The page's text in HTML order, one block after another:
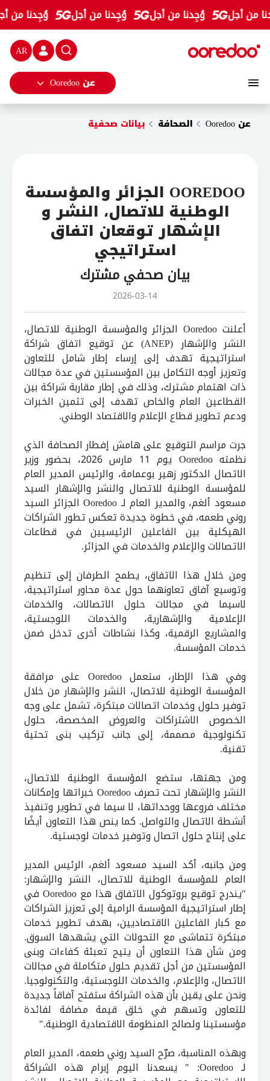
تخطي إلى المحتوى الرئيسي وُجِدنا من وُجِدنا من أجل وُجِدنا من أجل من أجل
شريط
عن Ooredoo
عن Ooredoo الصحافة بيانات صحفية
OOREDOO الجزائر والمؤسسة
الوطنية للاتصال، النشر و
الإشهار توقعان اتفاق
استراتيجي
بيان صحفي مشترك
2026-03-14
أعلنت Ooredoo الجزائر والمؤسسة الوطنية للاتصال،
النشر والإشهار (ANEP) عن توقيع اتفاق شراكة
استراتيجية تهدف إلى إرساء إطار شامل للتعاون
وتعزيز أوجه التكامل بين المؤسستين في عدة مجالات
ذات اهتمام مشترك، وذلك في إطار مقاربة شراكة بين
القطاعين العام والخاص تهدف إلى تثمين الخبرات
ودعم تطوير قطاع الإعلام والاقتصاد الوطني.
جرت مراسم التوقيع على هامش إفطار الصحافة الذي
نظمته Ooredoo يوم 11 مارس 2026، بحضور وزير
الاتصال الدكتور زهير بوعمامة، والرئيس المدير العام
للمؤسسة الوطنية للاتصال والنشر والإشهار السيد
مسعود ألغم، والمدير العام لـ Ooredoo الجزائر السيد
روني طعمه، في خطوة جديدة تعكس تطور الشراكات
الهيكلية بين الفاعلين الرئيسيين في قطاعات
الاتصالات والإعلام والخدمات في الجزائر.
ومن خلال هذا الاتفاق، يطمح الطرفان إلى تنظيم
وتوسيع آفاق تعاونهما حول عدة محاور استراتيجية،
لاسيما في مجالات حلول الاتصالات، والخدمات
الإعلامية والإشهارية، والخدمات اللوجستية،
والمشاريع الرقمية، وكذا نشاطات أخرى تدخل ضمن
خدمات المؤسسة.
وفي هذا الإطار، ستعمل Ooredoo على مرافقة
المؤسسة الوطنية للاتصال، النشر والإشهار من خلال
توفير حلول وخدمات اتصالات مبتكرة، تشمل على وجه
الخصوص الاشتراكات والعروض المخصصة، حلول
تكنولوجية مصممة، إلى جانب تركيب بنى تحتية
تقنية.
ومن جهتها، ستضع المؤسسة الوطنية للاتصال،
النشر والإشهار تحت تصرف Ooredoo خبراتها وإمكانات
مختلف فروعها ووحداتها، لا سيما في تطوير وتنفيذ
أنشطة الاتصال والتواصل. كما ينص هذا التعاون أيضًا
على إنتاج حلول اتصال وتوفير خدمات لوجستية.
ومن جانبه، أكد السيد مسعود ألغم، الرئيس المدير
العام للمؤسسة الوطنية للاتصال، النشر والإشهار:
"يندرج توقيع بروتوكول الاتفاق هذا مع Ooredoo في
إطار استراتيجية المؤسسة الرامية إلى تعزيز الشراكات
مع كبار الفاعلين الاقتصاديين، بهدف تطوير خدمات
مبتكرة تتماشى مع التحولات التي يشهدها السوق.
ومن شأن هذا التعاون أن يتيح تعبئة كفاءات وبنى
المؤسستين من أجل تقديم حلول متكاملة في مجالات
الاتصال، والإعلام، والخدمات اللوجستية، والتكنولوجيا.
ونحن على يقين بأن هذه الشراكة ستفتح آفاقاً جديدة
للتعاون وتسهم في خلق قيمة مضافة لفائدة
مؤسستينا ولصالح المنظومة الاقتصادية الوطنية."
وبهذه المناسبة، صرّح السيد روني طعمه، المدير العام
لـ Ooredoo: " يسعدنا اليوم إبرام هذه الشراكة